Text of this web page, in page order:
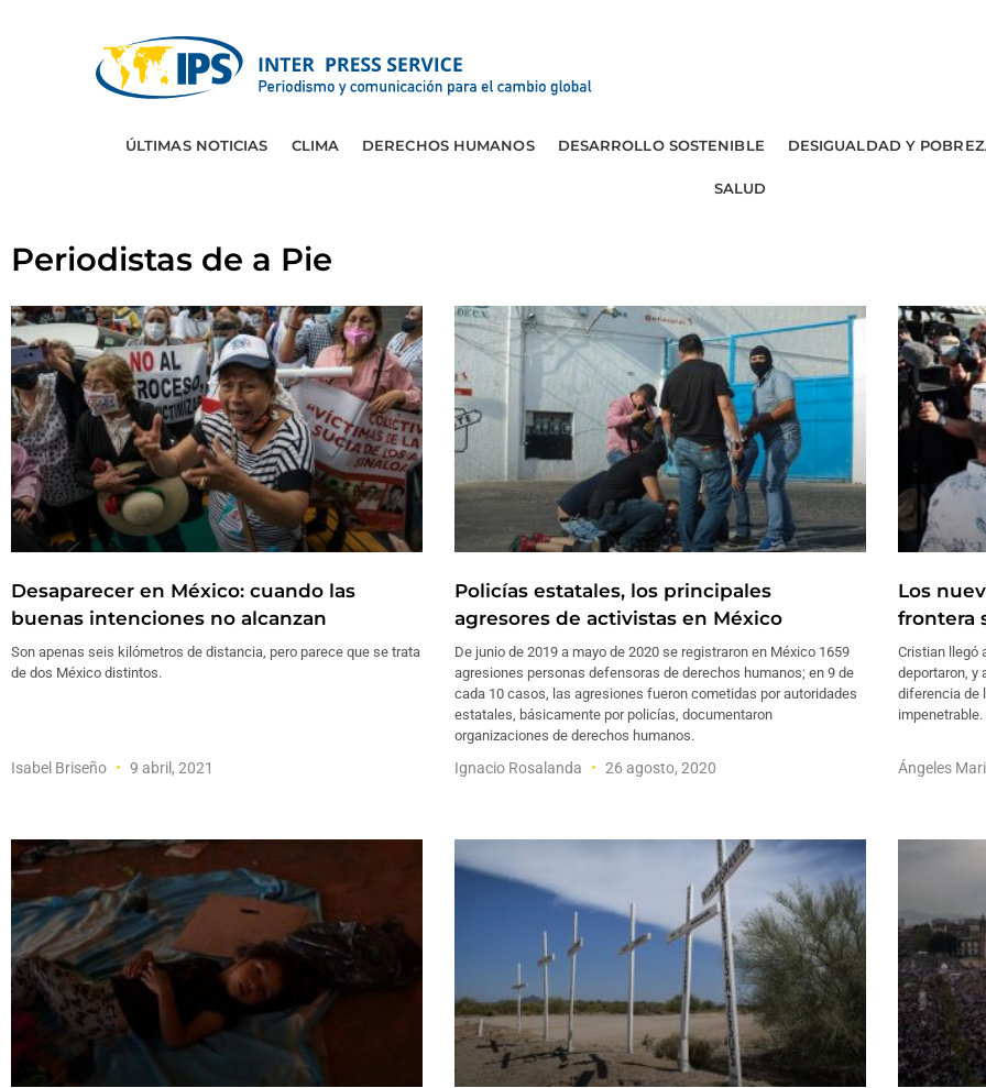
ÚLTIMAS NOTICIAS CLIMA DERECHOS HUMANOS DESARROLLO SOSTENIBLE DESIGUALDAD Y
SALUD
Periodistas de a Pie
Desaparecer en México: cuando las
buenas intenciones no alcanzan
Son apenas seis kilómetros de distancia, pero parece que se trata
de dos México distintos.
Isabel Briseño 9 abril, 2021
Policías estatales, los principales
agresores de activistas en México
De junio de 2019 a mayo de 2020 se registraron en México 1659
agresiones personas defensoras de derechos humanos; en 9 de
cada 10 casos, las agresiones fueron cometidas por autoridades
estatales, básicamente por policías, documentaron
organizaciones de derechos humanos.
Ignacio Rosalanda 26 agosto, 2020
Los
frontera
Cristian llegó
deportaron, y
diferencia de
Ángeles